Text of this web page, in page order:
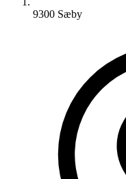
9300 Sæby